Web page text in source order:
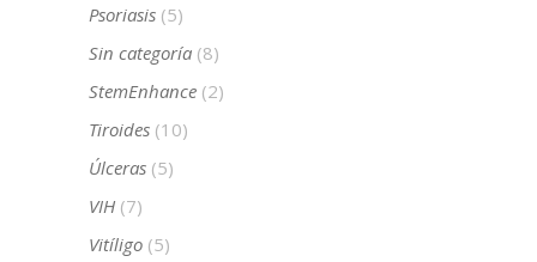
Psoriasis (5)
Sin categoría (8)
StemEnhance (2)
Tiroides (10)
Úlceras (5)
VIH (7)
Vitíligo (5)